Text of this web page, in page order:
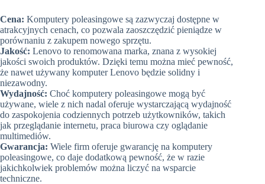
Cena: Komputery poleasingowe są zazwyczaj dostępne w
atrakcyjnych cenach, co pozwala zaoszczędzić pieniądze w
porównaniu z zakupem nowego sprzętu.
Jakość: Lenovo to renomowana marka, znana z wysokiej
jakości swoich produktów. Dzięki temu można mieć pewność,
że nawet używany komputer Lenovo będzie solidny i
niezawodny.
Wydajność: Choć komputery poleasingowe mogą być
używane, wiele z nich nadal oferuje wystarczającą wydajność
do zaspokojenia codziennych potrzeb użytkowników, takich
jak przeglądanie internetu, praca biurowa czy oglądanie
multimediów.
Gwarancja: Wiele firm oferuje gwarancję na komputery
poleasingowe, co daje dodatkową pewność, że w razie
jakichkolwiek problemów można liczyć na wsparcie
techniczne.